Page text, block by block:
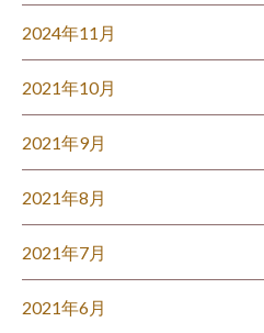
2024年11月
2021年10月
2021年9月
2021年8月
2021年7月
2021年6月